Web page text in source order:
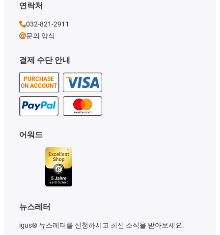
결제 수단 안내
PURCHASE
ON ACCOUNT
어워드
뉴스레터
igus® 뉴스레터를 신청하시고 최신 소식을 받아보세요.
연락처
032-821-2911
문의 양식